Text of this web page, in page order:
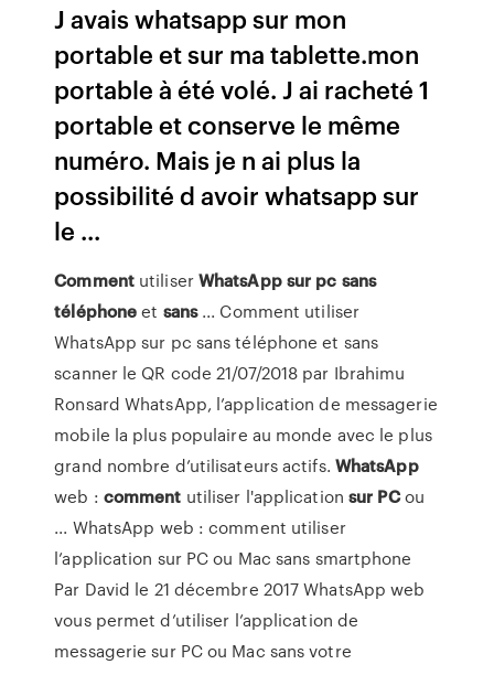
J avais whatsapp sur mon
portable et sur ma tablette.mon
portable à été volé. J ai racheté 1
portable et conserve le même
numéro. Mais je n ai plus la
possibilité d avoir whatsapp sur
le ...
CommentutiliserWhatsApp sur pc sans
téléphoneet sans... Comment utiliser
WhatsApp sur pc sans téléphone et sans
scanner le QR code 21/07/2018 par Ibrahimu
Ronsard WhatsApp, l’application de messagerie
mobile la plus populaire au monde avec le plus
grand nombre d’utilisateurs actifs. WhatsApp
web : comment utiliser l'application sur PCou
... WhatsApp web : comment utiliser
l’application sur PC ou Mac sans smartphone
Par David le 21 décembre 2017 WhatsApp web
vous permet d’utiliser l’application de
messagerie sur PC ou Mac sans votre